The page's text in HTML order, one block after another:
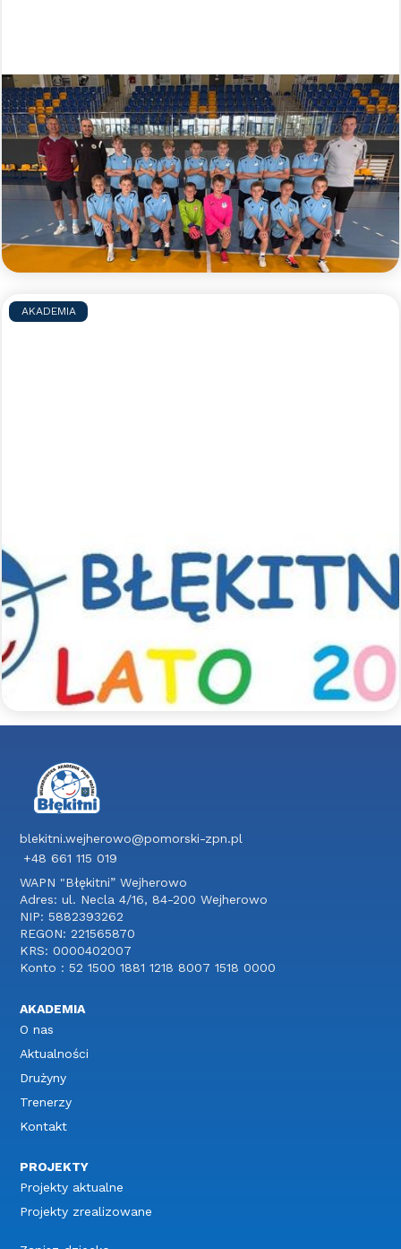
Błękitny obóz indywidualny - lato
2026
Zapraszamy zaczarowanych piłką nożną
zawodników i zawodniczki do udziału w błękitnym
obozie indywidualnym, podczas którego pod opieką
doświadczonych trenerów będzie można w małych
grupach doskonalić swoje umiejętności piłkarskie.
Czytaj więcej >>
AKADEMIA
- lato 2026
Zapraszamy na sportowe półkolonie z Błękitnymi.
Jak co roku szykujemy dla uczestników mnóstwo
aktywności sportowych pod opieką
wykwalifikowanych trenerów, a także wspólne
wycieczki integracyjne.
Czytaj więcej >>
blekitni.wejherowo@pomorski-zpn.pl
+48 661 115 019
WAPN "Błękitni” Wejherowo
Adres: ul. Necla 4/16, 84-200 Wejherowo
NIP: 5882393262
REGON: 221565870
KRS: 0000402007
Konto : 52 1500 1881 1218 8007 1518 0000
AKADEMIA
O nas
Aktualności
Drużyny
Trenerzy
Kontakt
PROJEKTY
Projekty aktualne
Projekty zrealizowane